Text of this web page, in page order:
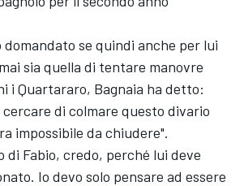
domandato se quindi anche per lui
sia quella di tentare manovre
i Quartararo, Bagnaia ha detto:
cercare di colmare questo divario
impossibile da chiudere".
di Fabio, credo, perché lui deve
Io devo solo pensare ad essere